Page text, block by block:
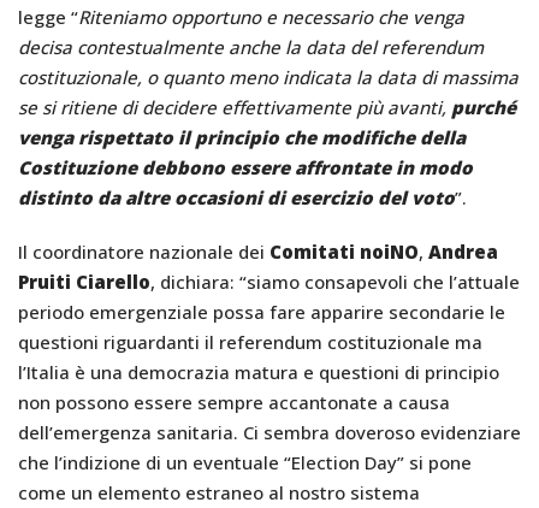
legge “Riteniamo opportuno e necessario che venga
decisa contestualmente anche la data del referendum
costituzionale, o quanto meno indicata la data di massima
se si ritiene di decidere effettivamente più avanti, purché
venga rispettato il principio che modifiche della
Costituzione debbono essere affrontate in modo
distinto da altre occasioni di esercizio del voto”.
Il coordinatore nazionale dei Comitati noiNO, Andrea
Pruiti Ciarello, dichiara: “siamo consapevoli che l’attuale
periodo emergenziale possa fare apparire secondarie le
questioni riguardanti il referendum costituzionale ma
l’Italia è una democrazia matura e questioni di principio
non possono essere sempre accantonate a causa
dell’emergenza sanitaria. Ci sembra doveroso evidenziare
che l’indizione di un eventuale “Election Day” si pone
come un elemento estraneo al nostro sistema